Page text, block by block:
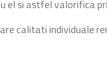
el si astfel valorifica
calitati individuale